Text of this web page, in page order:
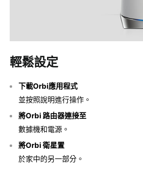
輕鬆設定
下載Orbi應用程式
並按照說明進行操作。
將Orbi 路由器連接至
數據機和電源。
將Orbi 衛星置
於家中的另一部分。